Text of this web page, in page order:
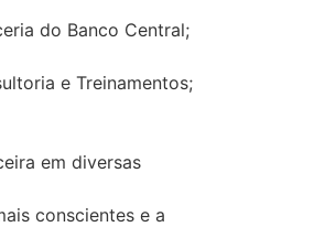
do Banco Central;
e Treinamentos;
em diversas
conscientes e a